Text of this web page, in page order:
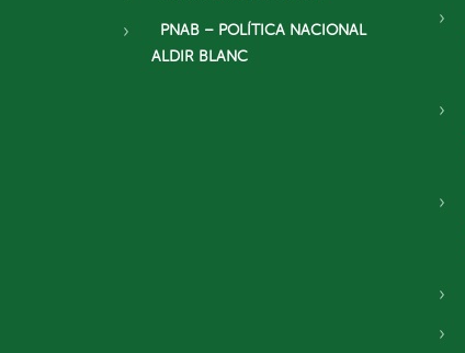
PNAB – POLÍTICA NACIONAL
ALDIR BLANC